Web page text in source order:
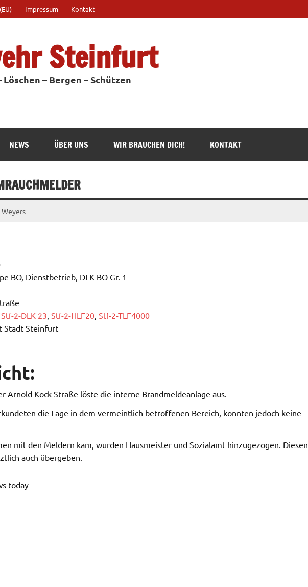
Impressum Kontakt
Steinfurt
– Bergen – Schützen
NEWS ÜBER UNS WIR BRAUCHEN DICH! KONTAKT
BO, Dienstbetrieb, DLK BO Gr. 1
Stf-2-DLK 23, Stf-2-HLF20, Stf-2-TLF4000
Stadt Steinfurt
Arnold Kock Straße löste die interne Brandmeldeanlage aus.
die Lage in dem vermeintlich betroffenen Bereich, konnten jedoch keine
mit den Meldern kam, wurden Hausmeister und Sozialamt hinzugezogen. Diesen
auch übergeben.
today